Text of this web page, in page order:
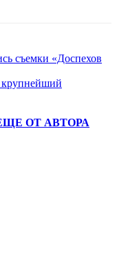
съемки «Доспехов
крупнейший
ОТ АВТОРА